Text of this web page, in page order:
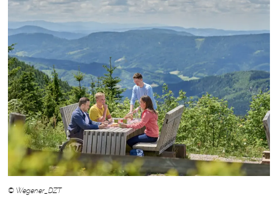
© Wegener_DZT